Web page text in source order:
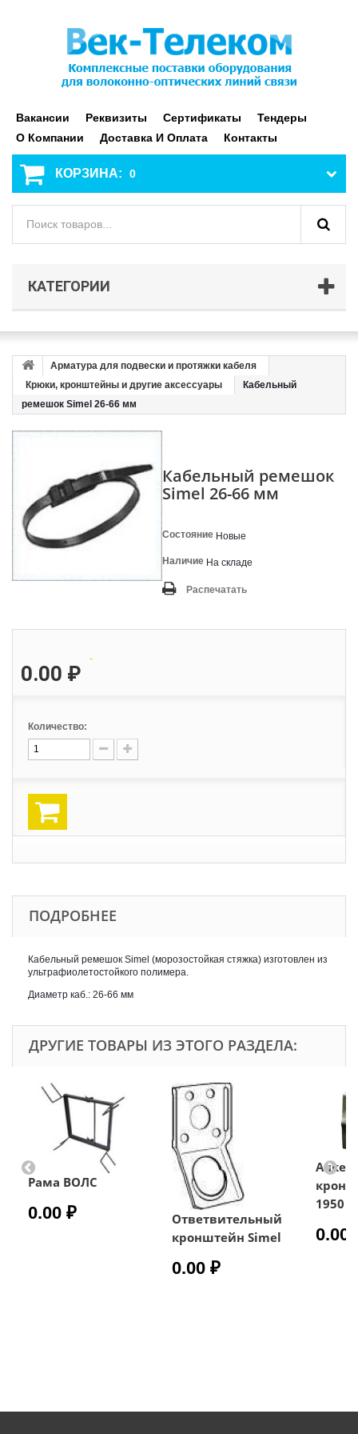
Вакансии Реквизиты Сертификаты
Тендеры
О Компании
Доставка И Оплата Контакты
КОРЗИНА: 0
КАТЕГОРИИ
Арматура для подвески и протяжки кабеля
Крюки, кронштейны и другие аксессуары
Кабельный
ремешок Simel 26-66 мм
Кабельный ремешок
Simel 26-66 мм
Состояние Новые
Наличие На складе
Распечатать
0.00 ₽
Количество:
ПОДРОБНЕЕ
Кабельный ремешок Simel (морозостойкая стяжка) изготовлен из
ультрафиолетостойкого полимера.
Диаметр каб.: 26-66 мм
ДРУГИЕ ТОВАРЫ ИЗ ЭТОГО РАЗДЕЛА:
Рама ВОЛС
0.00 ₽
Ответвительный
кронштейн Simel
0.00 ₽
1950
0.00